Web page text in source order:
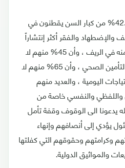
وتشير الدراسات الى أن 42.5% من كبار السن يقطنون في
والإضطهاد والفقر أكثر إنتشاراً
بين كبار السن في المدن منه في الريف ، وأن 45% منهم لا
يملكون أي نوع من أنواع التأمين الصحي ، وأن 65% منهم لا
اليومية ، والعديد منهم
والنفسي خاصة من
يدعونا الى الوقوف وقفة تأمل
يؤدي إلى أنصافهم وإنهاء
وكرامتهم وحقوقهم التي كفلتها
والمواثيق الدولية.